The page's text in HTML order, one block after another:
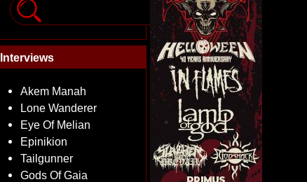
Interviews
Akem Manah
Lone Wanderer
Eye Of Melian
Epinikion
Tailgunner
Gods Of Gaia